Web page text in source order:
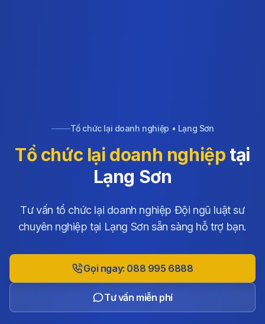
Tổ chức lại doanh nghiệp • Lạng Sơn
Tổ chức lại doanh nghiệp tại
Lạng Sơn
Tư vấn tổ chức lại doanh nghiệp Đội ngũ luật sư
chuyên nghiệp tại Lạng Sơn sẵn sàng hỗ trợ bạn.
Gọi ngay: 088 995 6888
Tư vấn miễn phí